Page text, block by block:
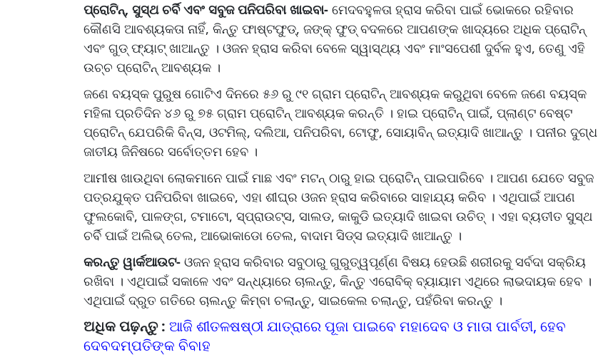
ପ୍ରୋଟିନ୍, ସୁସ୍ଥ ଚର୍ବି ଏବଂ ସବୁଜ ପନିପରିବା ଖାଇବା- ମେଦବହୁଳତା ହ୍ରାସ କରିବା ପାଇଁ ଭୋକରେ ରହିବାର
କୌଣସି ଆବଶ୍ୟକତା ନାହିଁ, କିନ୍ତୁ ଫାଷ୍ଟଫୁଡ୍, ଜଙ୍କ୍ ଫୁଡ୍ ବଦଳରେ ଆପଣଙ୍କ ଖାଦ୍ୟରେ ଅଧିକ ପ୍ରୋଟିନ୍
ଏବଂ ଗୁଡ୍ ଫ୍ୟାଟ୍ ଖାଆନ୍ତୁ । ଓଜନ ହ୍ରାସ କରିବା ବେଳେ ସ୍ୱାସ୍ଥ୍ୟ ଏବଂ ମାଂସପେଶୀ ଦୁର୍ବଳ ହୁଏ, ତେଣୁ ଏହି
ଉଚ୍ଚ ପ୍ରୋଟିନ୍ ଆବଶ୍ୟକ ।
ଜଣେ ବୟସ୍କ ପୁରୁଷ ଗୋଟିଏ ଦିନରେ ୫୬ ରୁ ୯୧ ଗ୍ରାମ ପ୍ରୋଟିନ୍ ଆବଶ୍ୟକ କରୁଥିବା ବେଳେ ଜଣେ ବୟସ୍କ
ମହିଳା ପ୍ରତିଦିନ ୪୬ ରୁ ୭୫ ଗ୍ରାମ ପ୍ରୋଟିନ୍ ଆବଶ୍ୟକ କରନ୍ତି । ହାଇ ପ୍ରୋଟିନ୍ ପାଇଁ, ପ୍ଲାଣ୍ଟ ବେଷ୍ଟ
ପ୍ରୋଟିନ୍ ଯେପରିକି ବିନ୍ସ, ଓଟମିଲ୍, ଦଲିଆ, ପନିପରିବା, ଟୋଫୁ, ସୋୟାବିନ୍ ଇତ୍ୟାଦି ଖାଆନ୍ତୁ । ପନୀର ଦୁଗ୍ଧ
ଜାତୀୟ ଜିନିଷରେ ସର୍ବୋତ୍ତମ ହେବ ।
ଆମୀଷ ଖାଉଥିବା ଲୋକମାନେ ପାଇଁ ମାଛ ଏବଂ ମଟନ୍ ଠାରୁ ହାଇ ପ୍ରୋଟିନ୍ ପାଇପାରିବେ । ଆପଣ ଯେତେ ସବୁଜ
ପତ୍ରଯୁକ୍ତ ପନିପରିବା ଖାଇବେ, ଏହା ଶୀଘ୍ର ଓଜନ ହ୍ରାସ କରିବାରେ ସାହାଯ୍ୟ କରିବ । ଏଥିପାଇଁ ଆପଣ
ଫୁଲକୋବି, ପାଳଙ୍ଗ, ଟମାଟୋ, ସ୍ପ୍ରାଉଟ୍ସ, ସାଲଡ, କାକୁଡି ଇତ୍ୟାଦି ଖାଇବା ଉଚିତ୍ । ଏହା ବ୍ୟତୀତ ସୁସ୍ଥ
ଚର୍ବି ପାଇଁ ଅଲିଭ୍ ତେଲ, ଆଭୋକାଡୋ ତେଲ, ବାଦାମ ସିଡ୍ସ ଇତ୍ୟାଦି ଖାଆନ୍ତୁ ।
କରନ୍ତୁ ୱାର୍କଆଉଟ- ଓଜନ ହ୍ରାସ କରିବାର ସବୁଠାରୁ ଗୁରୁତ୍ୱପୂର୍ଣ୍ଣ ବିଷୟ ହେଉଛି ଶରୀରକୁ ସର୍ବଦା ସକ୍ରିୟ
ରଖିବା । ଏଥିପାଇଁ ସକାଳେ ଏବଂ ସନ୍ଧ୍ୟାରେ ଚାଲନ୍ତୁ, କିନ୍ତୁ ଏରୋବିକ୍ ବ୍ୟାୟାମ ଏଥିରେ ଲାଭଦାୟକ ହେବ ।
ଏଥିପାଇଁ ଦ୍ରୁତ ଗତିରେ ଚାଲନ୍ତୁ କିମ୍ବା ଚଲାନ୍ତୁ, ସାଇକେଲ ଚଲାନ୍ତୁ, ପହଁରିବା କରନ୍ତୁ ।
ଅଧିକ ପଢ଼ନ୍ତୁ : ଆଜି ଶୀତଳଷଷ୍ଠୀ ଯାତ୍ରାରେ ପୂଜା ପାଇବେ ମହାଦେବ ଓ ମାତା ପାର୍ବତୀ, ହେବ
ଦେବଦମ୍ପତିଙ୍କ ବିବାହ